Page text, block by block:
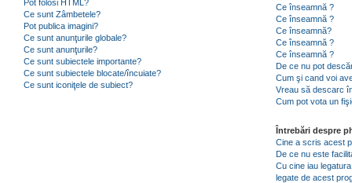
Pot folosi HTML?
Ce sunt Zâmbetele?
Pot publica imagini?
Ce sunt anunţurile globale?
Ce sunt anunţurile?
Ce sunt subiectele importante?
Ce sunt subiectele blocate/încuiate?
Ce sunt iconiţele de subiect?
Ce înseamnă ?
Ce înseamnă ?
Ce înseamnă?
Ce înseamnă ?
Ce înseamnă ?
De ce nu pot
Cum şi cand voi
Vreau să descarc
Cum pot vota un
Întrebări despre
Cine a scris acest
De ce nu este
Cu cine iau
legate de acest